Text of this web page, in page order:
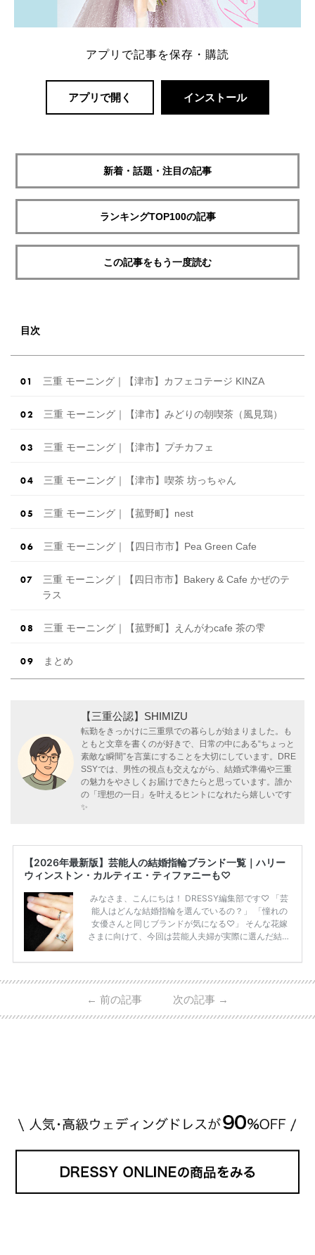
アプリで記事を保存・購読
アプリで開く インストール
新着・話題・注目の記事
ランキングTOP100の記事
この記事をもう一度読む
目次
三重 モーニング｜【津市】カフェコテージ KINZA
三重 モーニング｜【津市】みどりの朝喫茶（風見鶏）
三重 モーニング｜【津市】プチカフェ
三重 モーニング｜【津市】喫茶 坊っちゃん
三重 モーニング｜【菰野町】nest
三重 モーニング｜【四日市市】Pea Green Cafe
三重 モーニング｜【四日市市】Bakery & Cafe かぜのテ
ラス
三重 モーニング｜【菰野町】えんがわcafe 茶の雫
まとめ
【三重公認】SHIMIZU
転勤をきっかけに三重県での暮らしが始まりました。も
ともと文章を書くのが好きで、日常の中にある“ちょっと
素敵な瞬間”を言葉にすることを大切にしています。DRE
SSYでは、男性の視点も交えながら、結婚式準備や三重
の魅力をやさしくお届けできたらと思っています。誰か
の「理想の一日」を叶えるヒントになれたら嬉しいです
✨
【2026年最新版】芸能人の結婚指輪ブランド一覧｜ハリー
ウィンストン・カルティエ・ティファニーも♡
みなさま、こんにちは！ DRESSY編集部です♡ 「芸
能人はどんな結婚指輪を選んでいるの？」 「憧れの
女優さんと同じブランドが気になる♡」 そんな花嫁
さまに向けて、今回は芸能人夫婦が実際に選んだ結婚
ーウィンストンやカルティエ、ティファニーなど世界
日本で人気のブランドまで幅広くご紹介。 さらに、
・愛用している芸能人夫婦 ・リングの特徴や魅力 ・
← 前の記事 次の記事 →